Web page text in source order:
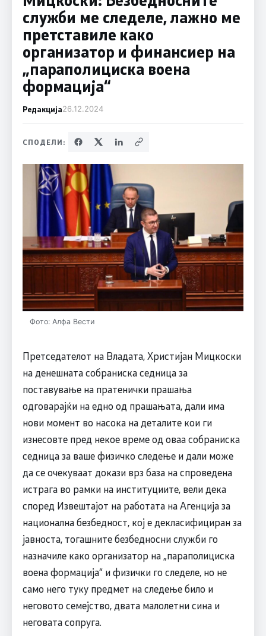
служби ме следеле, лажно ме
претставиле како
организатор и финансиер на
„параполициска воена
формација“
Редакција26.12.2024
СПОДЕЛИ:
Фото: Алфа Вести
Претседателот на Владата, Христијан Мицкоски
на денешната собраниска седница за
поставување на пратенички прашања
одговарајќи на едно од прашањата, дали има
нови момент во насока на деталите кои ги
изнесовте пред некое време од оваа собраниска
седница за ваше физичко следење и дали може
да се очекуваат докази врз база на спроведена
истрага во рамки на институциите, вели дека
според Извештајот на работата на Агенција за
национална безбедност, кој е декласифициран за
јавноста, тогашните безбедносни служби го
назначиле како организатор на „параполициска
воена формација“ и физички го следеле, но не
само него туку предмет на следење било и
неговото семејство, двата малолетни сина и
неговата сопруга.